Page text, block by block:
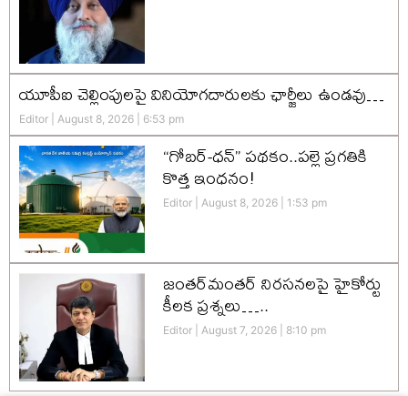
యూపీఐ చెల్లింపులపై వినియోగదారులకు ఛార్జీలు ఉండవు…
Editor August 8, 2026 6:53 pm
“గోబర్-ధన్” పథకం..పల్లె ప్రగతికి
కొత్త ఇంధనం!
Editor August 8, 2026 1:53 pm
జంతర్‌మంతర్ నిరసనలపై హైకోర్టు
కీలక ప్రశ్నలు…..
Editor August 7, 2026 8:10 pm